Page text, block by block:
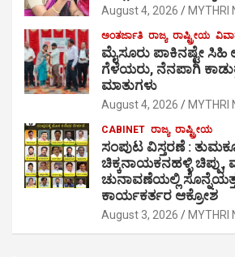
August 4, 2026 MYTHRI
ಅಂತರ್ಜಾತಿ ರಾಜ್ಯ ರಾಷ್ಟ್ರೀಯ
ಮೈಸೂರು ಪಾಕಿನಷ್ಟೇ
ಗೆಳೆಯರು, ನೆನಪಾಗಿ
ಮಾತುಗಳು
August 4, 2026 MYTHRI
CABINET ರಾಜ್ಯ ರಾಷ್ಟ್ರೀಯ
ಸಂಪುಟ ವಿಸ್ತರಣೆ :
ಚಿಕ್ಕನಾಯಕನಹಳ್ಳಿ
ಚುನಾವಣೆಯಲ್ಲಿ
ಕಾರ್ಯಕರ್ತರ ಆಕ್ರೋಶ
August 3, 2026 MYTHRI